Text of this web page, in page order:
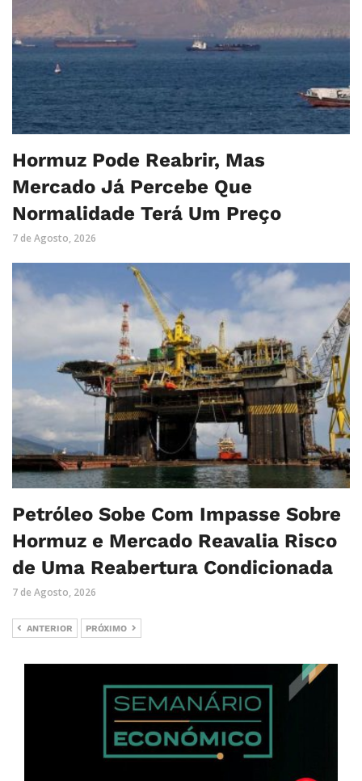
Hormuz Pode Reabrir, Mas
Mercado Já Percebe Que
Normalidade Terá Um Preço
7 de Agosto, 2026
Petróleo Sobe Com Impasse Sobre
Hormuz e Mercado Reavalia Risco
de Uma Reabertura Condicionada
7 de Agosto, 2026
ANTERIOR PRÓXIMO